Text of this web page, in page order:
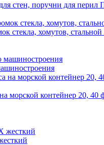
стен, поручни для перил
стекла, хомутов,
морской контейнер 20, 40